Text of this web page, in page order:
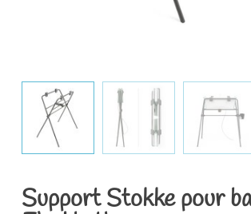
Support Stokke pour